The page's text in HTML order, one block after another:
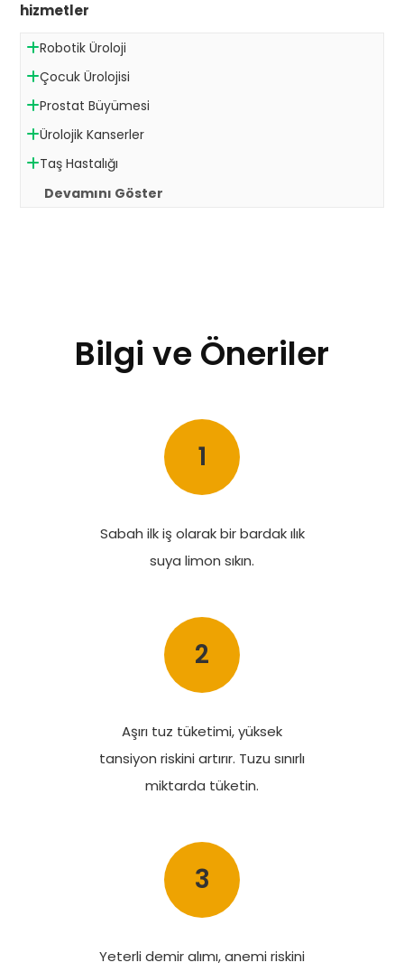
hizmetler
Robotik Üroloji
Çocuk Ürolojisi
Prostat Büyümesi
Ürolojik Kanserler
Taş Hastalığı
Devamını Göster
Bilgi ve Öneriler
1
Sabah ilk iş olarak bir bardak ılık
suya limon sıkın.
2
Aşırı tuz tüketimi, yüksek
tansiyon riskini artırır. Tuzu sınırlı
miktarda tüketin.
3
Yeterli demir alımı, anemi riskini